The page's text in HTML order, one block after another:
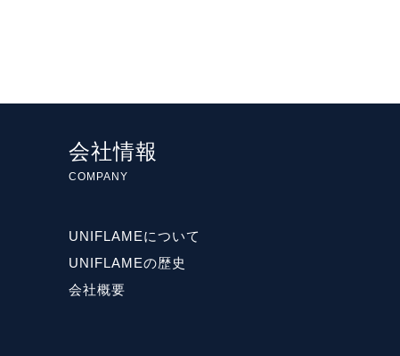
会社情報
COMPANY
UNIFLAMEについて
UNIFLAMEの歴史
会社概要